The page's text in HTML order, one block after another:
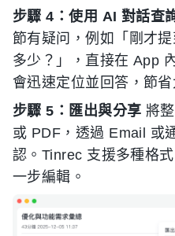
步驟 4：使用 AI 對話查
節有疑问，例如「剛才
多少？」，直接在 App
會迅速定位並回答，節省
步驟 5：匯出與分享 將
或 PDF，透過 Email 或
認。Tinrec 支援多種格
一步編輯。